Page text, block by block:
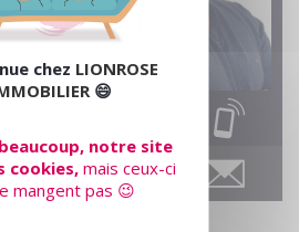
chez LIONROSE
😄
notre site
cookies,mais ceux-ci
mangent pas 😉